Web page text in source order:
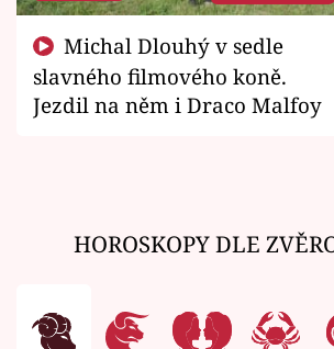
slavného filmového koně.
Jezdil na něm i Draco Malfoy
HOROSKOPY DLE